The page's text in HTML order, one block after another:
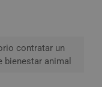
contratar un
bienestar animal